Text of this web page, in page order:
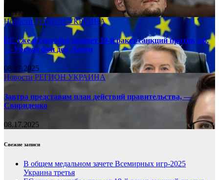
08.17.2025
НовостиРЕГИОНУКРАИНА
ЕС уже в сентябре примет 19-й ракет санкций против рф,
— Урсула фон дер Ляйен
08.17.2025
Новости РЕГИОН УКРАИНА
Завтра представим план действий правительства, —
Свириденко
08.17.2025
Свежие записи
В общем медальном зачете Всемирных игр-2025
Украина третья